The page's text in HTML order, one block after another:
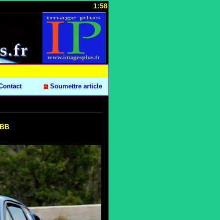
1:58
Soumettre article